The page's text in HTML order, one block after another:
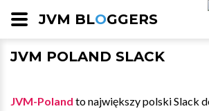
JVM BLOGGERS
JVM POLAND SLACK
JVM-Poland to największy polski Slack